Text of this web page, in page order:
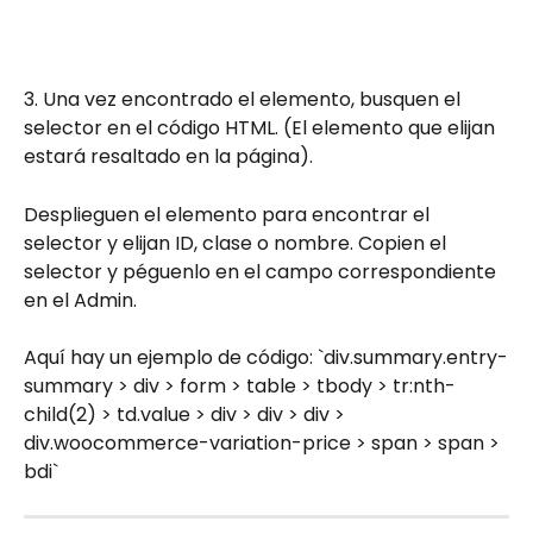
3. Una vez encontrado el elemento, busquen el
selector en el código HTML. (El elemento que elijan
estará resaltado en la página).
Desplieguen el elemento para encontrar el
selector y elijan ID, clase o nombre. Copien el
selector y péguenlo en el campo correspondiente
en el Admin.
Aquí hay un ejemplo de código: `div.summary.entry-
summary > div > form > table > tbody > tr:nth-
child(2) > td.value > div > div > div >
div.woocommerce-variation-price > span > span >
bdi`